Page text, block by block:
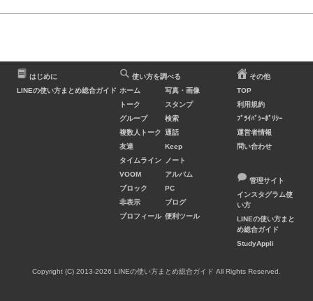
はじめに
LINEの使い方まとめ総合ガイド
使い方を調べる
ホーム
トーク
グループ
複数人トーク
友達
タイムライン
VOOM
ブロック
非表示
プロフィール
写真・画像
スタンプ
検索
通話
Keep
ノート
アルバム
PC
ブログ
便利ツール
その他
TOP
利用規約
ﾌﾟﾗｲﾊﾞｼｰﾎﾟﾘｼｰ
運営者情報
問い合わせ
管理サイト
インスタグラム使
い方
LINEの使い方まと
め総合ガイド
StudyAppli
Copyright (C) 2013-2026 LINEの使い方まとめ総合ガイド All Rights Reserved.